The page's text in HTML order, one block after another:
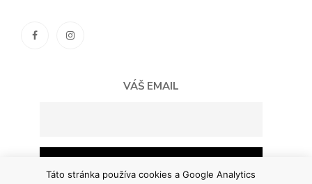
VÁŠ EMAIL
Táto stránka používa cookies a Google Analytics